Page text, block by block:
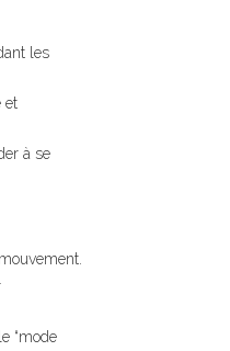
les
et
à se
“mode